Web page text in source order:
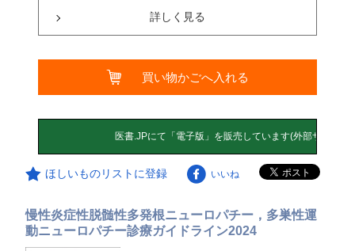
詳しく見る
買い物かごへ入れる
ほしいものリストに登録 いいね
慢性炎症性脱髄性多発根ニューロパチー，多巣性運
動ニューロパチー診療ガイドライン2024